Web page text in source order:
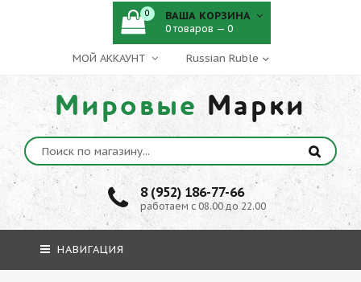
МОЙ АККАУНТ
Мировые Марки
8 (952) 186-77-66
работаем с 08.00 до 22.00
0 ВАША КОРЗИНА
0 товаров — 0
НАВИГАЦИЯ